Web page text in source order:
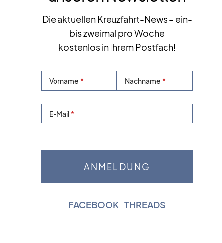
Die aktuellen Kreuzfahrt-News – ein-
bis zweimal pro Woche
kostenlos in Ihrem Postfach!
Vorname Nachname
E-Mail
FACEBOOK THREADS